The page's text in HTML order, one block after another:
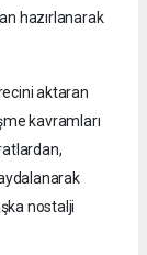
hazırlanarak
aktaran
kavramları
nostalji